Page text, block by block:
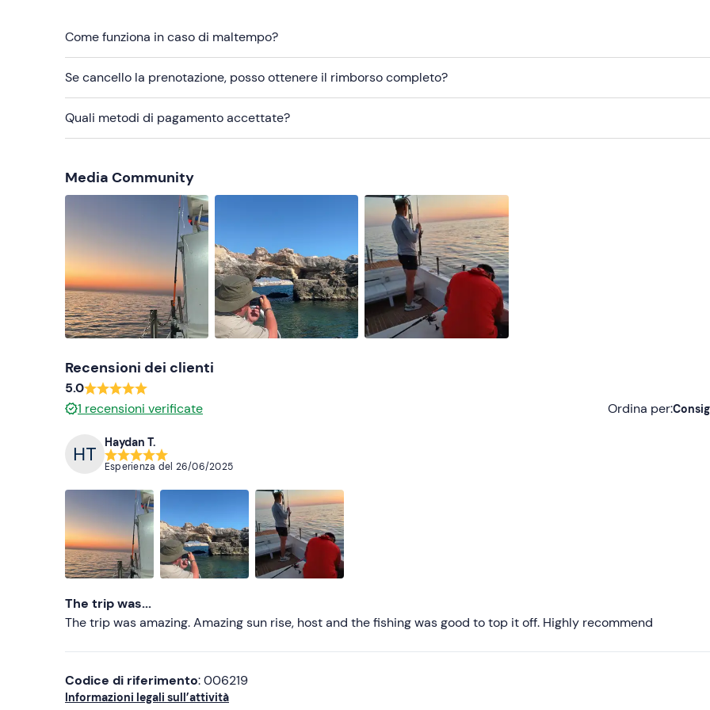
Come funziona in caso di maltempo?
Se cancello la prenotazione, posso ottenere il rimborso completo?
Quali metodi di pagamento accettate?
Media Community
Recensioni dei clienti
5.0
1 recensioni verificate Ordina per:
Haydan T.
Esperienza del 26/06/2025
The trip was...
The trip was amazing. Amazing sun rise, host and the fishing was good to top it off. Highly recommend
Codice di riferimento: 006219
Informazioni legali sull’attività